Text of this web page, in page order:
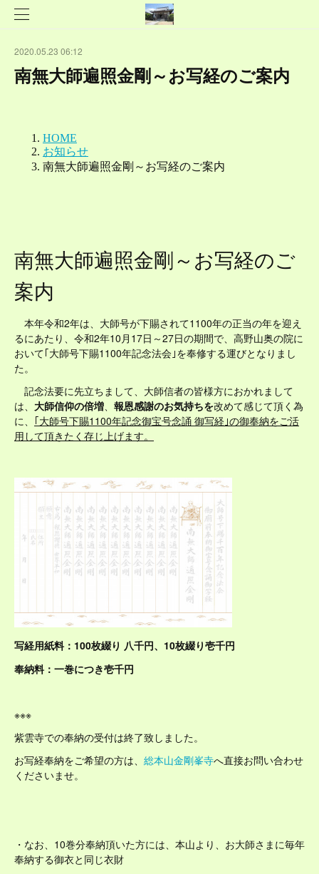
2020.05.23 06:12
南無大師遍照金剛～お写経のご案内
南無大師遍照金剛～お写経のご
案内
本年令和2年は、大師号が下賜されて1100年の正当の年を迎え
るにあたり、令和2年10月17日～27日の期間で、高野山奥の院に
おいて｢大師号下賜1100年記念法会｣を奉修する運びとなりまし
た。
記念法要に先立ちまして、大師信者の皆様方におかれまして
は、 大師信仰の倍増、 報恩感謝のお気持ちを改めて感じて頂く為
に、 ｢大師号下賜1100年記念御宝号念誦 御写経｣の御奉納をご活
用して頂きたく存じ上げます。
写経用紙料： 100枚綴り 八千円、 10枚綴り壱千円
奉納料：一巻につき壱千円
※※※
紫雲寺での奉納の受付は終了致しました。
お写経奉納をご希望の方は、 総本山金剛峯寺へ直接お問い合わせ
くださいませ。
・なお、10巻分奉納頂いた方には、本山より、お大師さまに毎年
奉納する御衣と同じ衣財